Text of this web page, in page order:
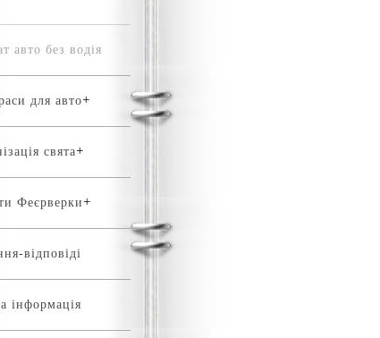
авто без водія
для авто
свята
Феєрверки
відповіді
інформація